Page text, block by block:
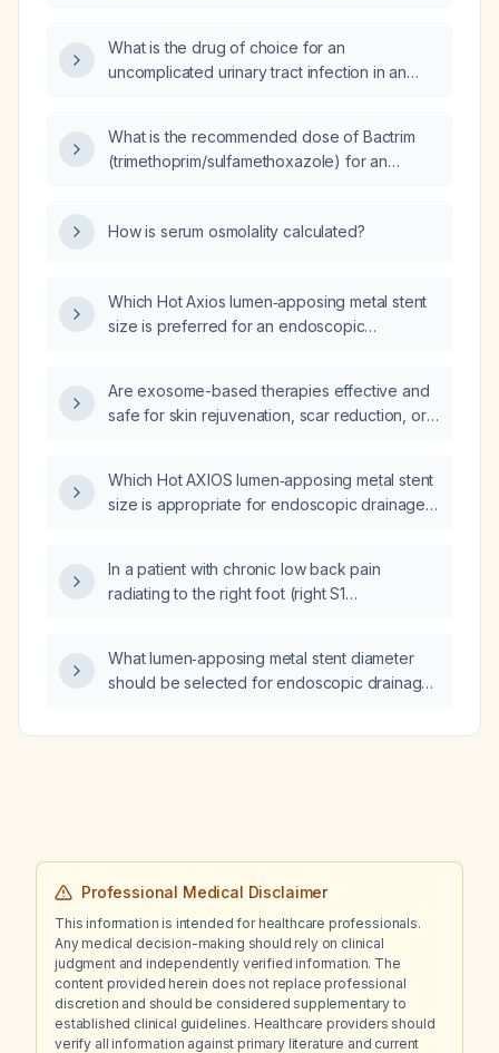
What is the drug of choice for an
uncomplicated urinary tract infection in an
What is the recommended dose of Bactrim
(trimethoprim/sulfamethoxazole) for an
How is serum osmolality calculated?
Which Hot Axios lumen‑apposing metal stent
size is preferred for an endoscopic
Are exosome-based therapies effective and
safe for skin rejuvenation, scar reduction, or
Which Hot AXIOS lumen‑apposing metal stent
size is appropriate for endoscopic drainage
In a patient with chronic low back pain
radiating to the right foot (right S1
interpretation, what steps should be taken
regarding the sample and what further
recommended?
What lumen‑apposing metal stent diameter
should be selected for endoscopic drainage
Professional Medical Disclaimer
This information is intended for healthcare professionals.
Any medical decision-making should rely on clinical
judgment and independently verified information. The
content provided herein does not replace professional
discretion and should be considered supplementary to
established clinical guidelines. Healthcare providers should
verify all information against primary literature and current